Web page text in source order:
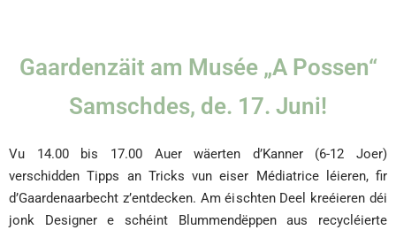
Gaardenzäit am Musée „A Possen“
Samschdes, de. 17. Juni!
Vu 14.00 bis 17.00 Auer wäerten d’Kanner (6-12 Joer)
verschidden Tipps an Tricks vun eiser Médiatrice léieren, fir
d’Gaardenaarbecht z’entdecken. Am éischten Deel kreéieren déi
jonk Designer e schéint Blummendëppen aus recycléierte